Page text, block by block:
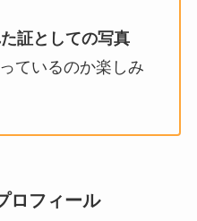
証としての写真
ているのか楽しみ
ロフィール